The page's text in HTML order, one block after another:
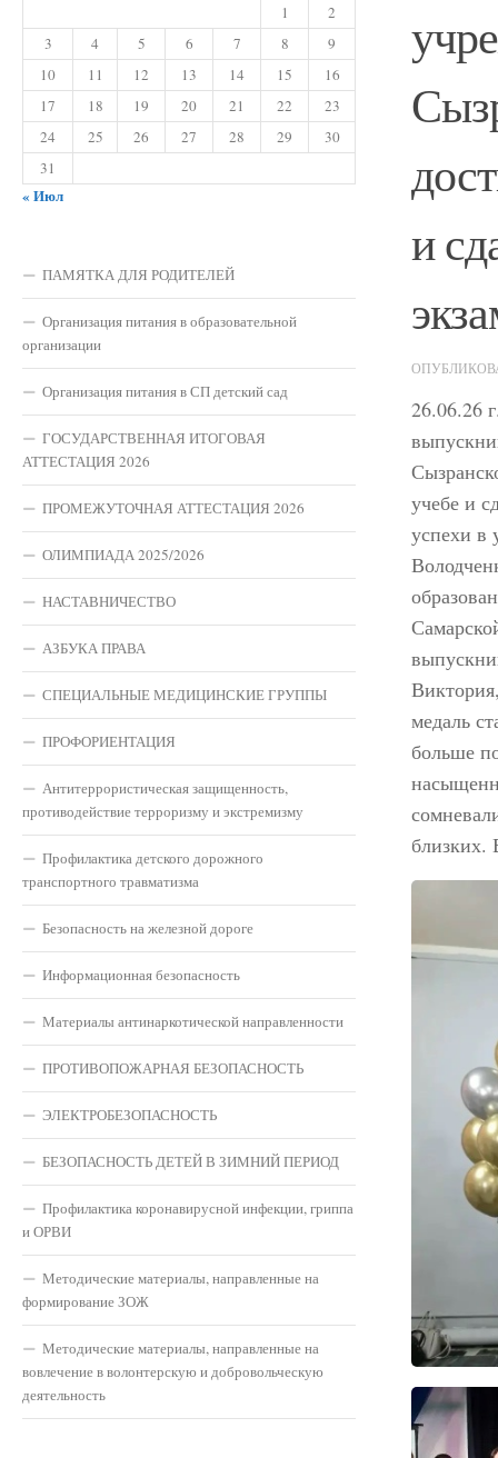
и
26.06.26
учебе и
успехи в
медаль
больше
близких.
1
2
3
4 5 6 7 8
9
10
11 12 13 14 15
16
17
18 19 20 21 22
23
24
25 26 27 28 29
30
31
« Июл
ПАМЯТКА ДЛЯ РОДИТЕЛЕЙ
Организация питания в образовательной
организации
Организация питания в СП детский сад
ГОСУДАРСТВЕННАЯ ИТОГОВАЯ
АТТЕСТАЦИЯ 2026
ПРОМЕЖУТОЧНАЯ АТТЕСТАЦИЯ 2026
ОЛИМПИАДА 2025/2026
НАСТАВНИЧЕСТВО
АЗБУКА ПРАВА
СПЕЦИАЛЬНЫЕ МЕДИЦИНСКИЕ ГРУППЫ
ПРОФОРИЕНТАЦИЯ
Антитеррористическая защищенность,
противодействие терроризму и экстремизму
Профилактика детского дорожного
транспортного травматизма
Безопасность на железной дороге
Информационная безопасность
Материалы антинаркотической направленности
ПРОТИВОПОЖАРНАЯ БЕЗОПАСНОСТЬ
ЭЛЕКТРОБЕЗОПАСНОСТЬ
БЕЗОПАСНОСТЬ ДЕТЕЙ В ЗИМНИЙ ПЕРИОД
Профилактика коронавирусной инфекции, гриппа
и ОРВИ
Методические материалы, направленные на
формирование ЗОЖ
Методические материалы, направленные на
вовлечение в волонтерскую и добровольческую
деятельность